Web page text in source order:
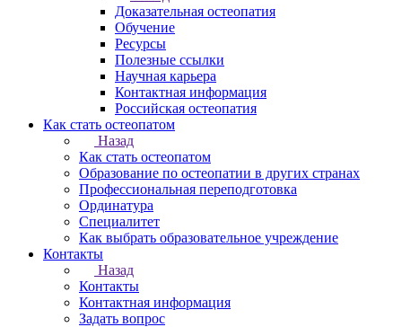
Доказательная остеопатия
Обучение
Ресурсы
Полезные ссылки
Научная карьера
Контактная информация
Российская остеопатия
Как стать остеопатом
Назад
Как стать остеопатом
Образование по остеопатии в других странах
Профессиональная переподготовка
Ординатура
Специалитет
Как выбрать образовательное учреждение
Контакты
Назад
Контакты
Контактная информация
Задать вопрос